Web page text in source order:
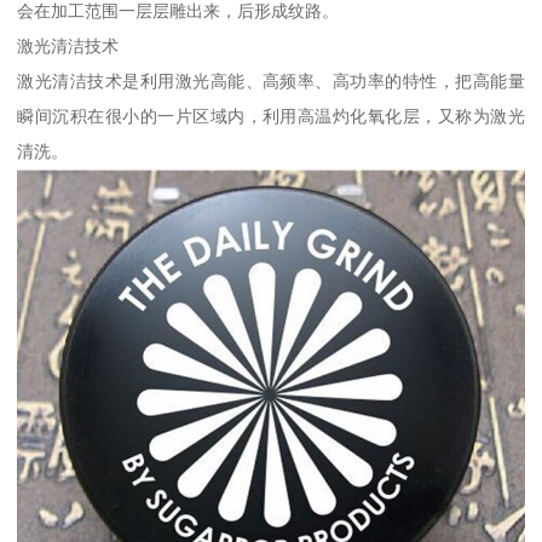
会在加工范围一层层雕出来，后形成纹路。
激光清洁技术
激光清洁技术是利用激光高能、高频率、高功率的特性，把高能量
瞬间沉积在很小的一片区域内，利用高温灼化氧化层，又称为激光
清洗。